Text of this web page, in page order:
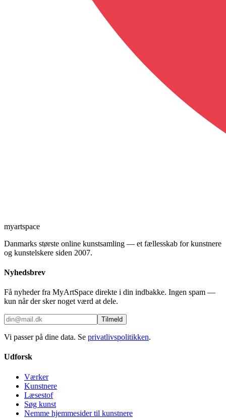
myartspace
Danmarks største online kunstsamling — et fællesskab for kunstnere
og kunstelskere siden 2007.
Nyhedsbrev
Få nyheder fra MyArtSpace direkte i din indbakke. Ingen spam —
kun når der sker noget værd at dele.
Tilmeld
Vi passer på dine data. Se privatlivspolitikken.
Udforsk
Værker
Kunstnere
Læsestof
Søg kunst
Nemme hjemmesider til kunstnere